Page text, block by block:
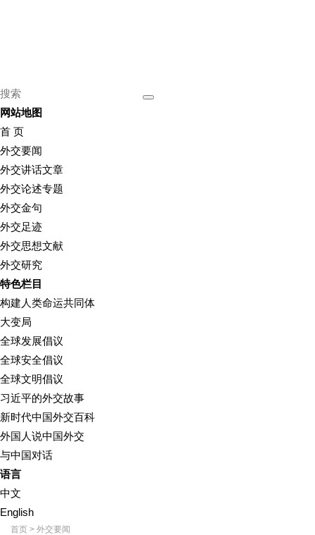
网站地图
首 页
外交要闻
外交讲话文章
外交论述专题
外交金句
外交足迹
外交思想文献
外交研究
特色栏目
构建人类命运共同体
大变局
全球发展倡议
全球安全倡议
全球文明倡议
习近平的外交故事
新时代中国外交百科
外国人说中国外交
与中国对话
语言
中文
English
首页 > 外交要闻